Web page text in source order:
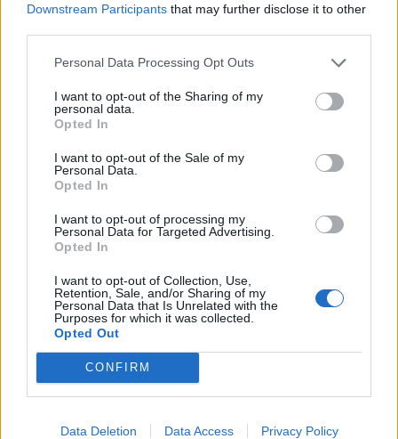
Downstream Participants that may further disclose it to other
Personal Data Processing Opt Outs
I want to opt-out of the Sharing of my
personal data.
Opted In
I want to opt-out of the Sale of my
Personal Data.
Opted In
I want to opt-out of processing my
Personal Data for Targeted Advertising.
Opted In
I want to opt-out of Collection, Use,
Retention, Sale, and/or Sharing of my
Personal Data that Is Unrelated with the
Purposes for which it was collected.
Opted Out
CONFIRM
Data Deletion Data Access Privacy Policy